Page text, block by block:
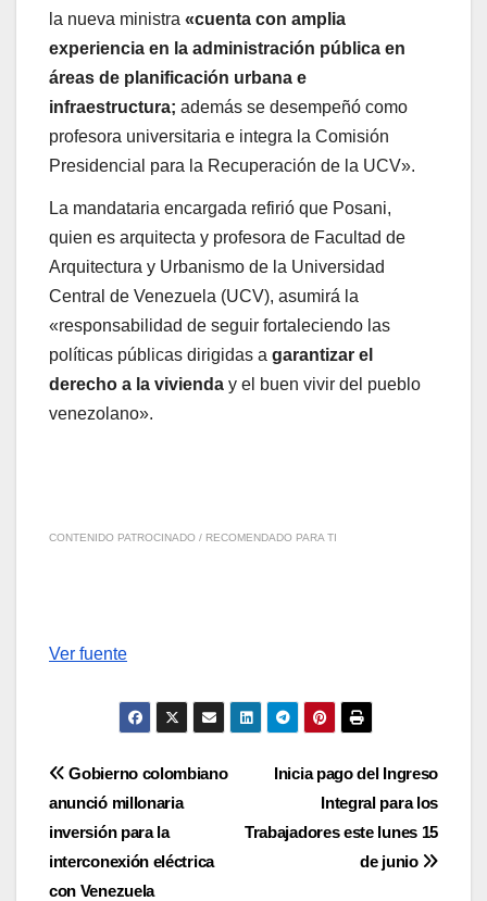
la nueva ministra «cuenta con amplia
experiencia en la administración pública en
áreas de planificación urbana e
infraestructura; además se desempeñó como
profesora universitaria e integra la Comisión
Presidencial para la Recuperación de la UCV».
La mandataria encargada refirió que Posani,
quien es arquitecta y profesora de Facultad de
Arquitectura y Urbanismo de la Universidad
Central de Venezuela (UCV), asumirá la
«responsabilidad de seguir fortaleciendo las
políticas públicas dirigidas a garantizar el
derecho a la vivienda y el buen vivir del pueblo
venezolano».
CONTENIDO PATROCINADO / RECOMENDADO PARA TI
Ver fuente
Navegación
de
entradas
Inicia pago del Ingreso
Integral para los
Trabajadores este lunes 15
de junio
Gobierno colombiano
anunció millonaria
inversión para la
interconexión eléctrica
con Venezuela